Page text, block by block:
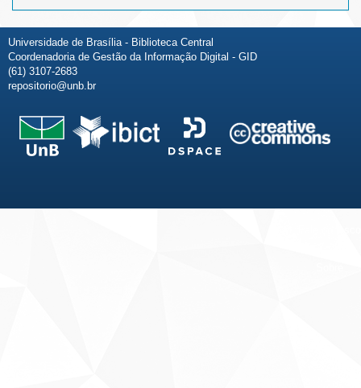
Universidade de Brasília - Biblioteca Central
Coordenadoria de Gestão da Informação Digital - GID
(61) 3107-2683
repositorio@unb.br